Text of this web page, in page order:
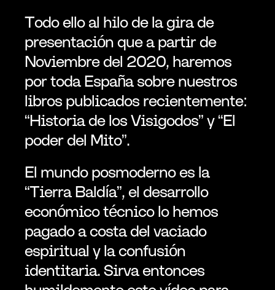
Todo ello al hilo de la gira de
presentación que a partir de
Noviembre del 2020, haremos
por toda España sobre nuestros
libros publicados recientemente:
“Historia de los Visigodos” y “El
poder del Mito”.
El mundo posmoderno es la
“Tierra Baldía”, el desarrollo
económico técnico lo hemos
pagado a costa del vaciado
espiritual y la confusión
identitaria. Sirva entonces